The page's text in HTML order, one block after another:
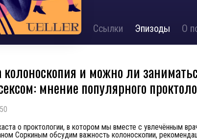
Ссылки Эпизоды О
и можно ли
мнение популярного
о проктологии, в котором мы вместе с увлечённым
Соркиным обсудим важность колоноскопии,